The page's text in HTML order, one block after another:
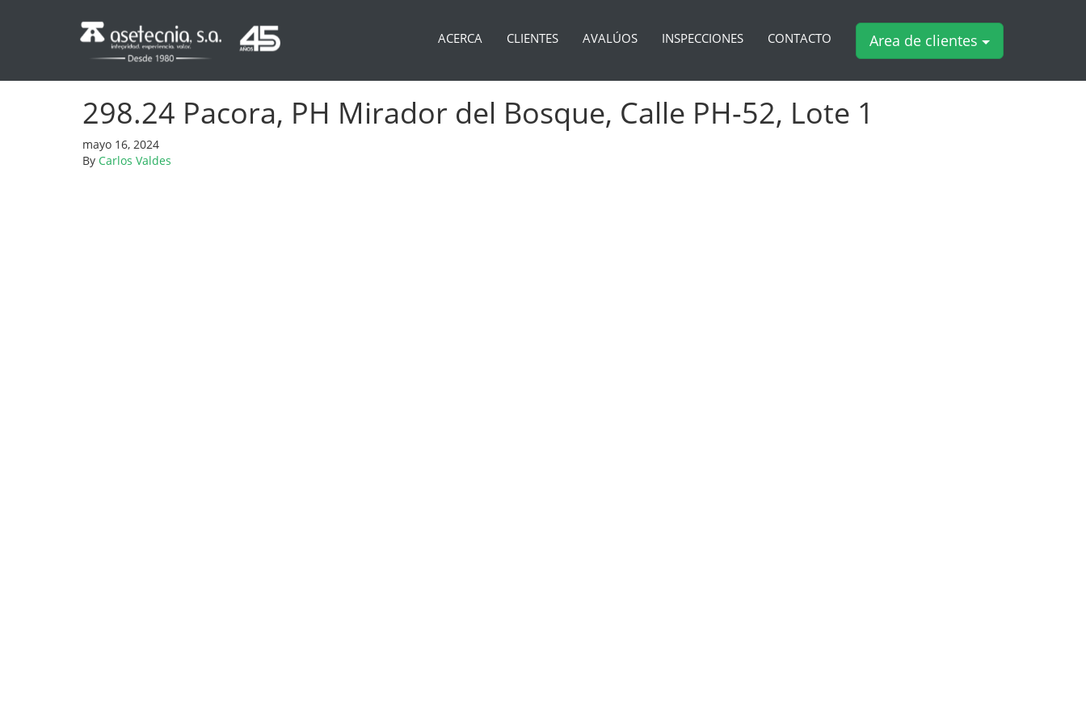
ACERCA CLIENTES AVALÚOS INSPECCIONES CONTACTO Area de clientes
298.24 Pacora, PH Mirador del Bosque, Calle PH-52, Lote 1
mayo 16, 2024
By Carlos Valdes